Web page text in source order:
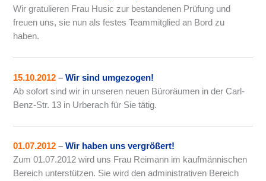
Wir gratulieren Frau Husic zur bestandenen Prüfung und
freuen uns, sie nun als festes Teammitglied an Bord zu
haben.
15.10.2012 –Wir sind umgezogen!
Ab sofort sind wir in unseren neuen Büroräumen in der Carl-
Benz-Str. 13 in Urberach für Sie tätig.
01.07.2012 –Wir haben uns vergrößert!
Zum 01.07.2012 wird uns Frau Reimann im kaufmännischen
Bereich unterstützen. Sie wird den administrativen Bereich